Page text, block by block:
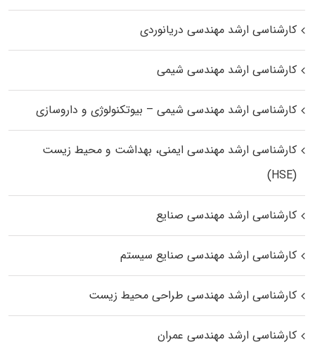
کارشناسی ارشد مهندسی دریانوردی
کارشناسی ارشد مهندسی شیمی
کارشناسی ارشد مهندسی شیمی – بیوتکنولوژی و داروسازی
کارشناسی ارشد مهندسی ایمنی، بهداشت و محیط زیست
(HSE)
کارشناسی ارشد مهندسی صنایع
کارشناسی ارشد مهندسی صنایع سیستم
کارشناسی ارشد مهندسی طراحی محیط زیست
کارشناسی ارشد مهندسی عمران